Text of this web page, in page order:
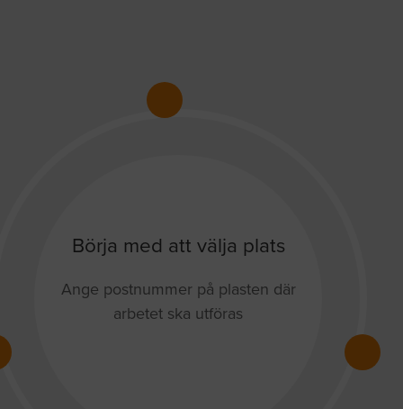
Börja med att välja plats
Ange postnummer på plasten där
arbetet ska utföras